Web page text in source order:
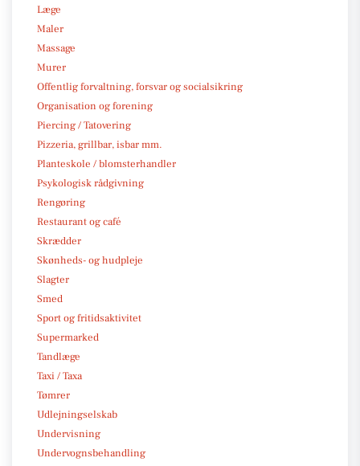
Læge
Maler
Massage
Murer
Offentlig forvaltning, forsvar og socialsikring
Organisation og forening
Piercing / Tatovering
Pizzeria, grillbar, isbar mm.
Planteskole / blomsterhandler
Psykologisk rådgivning
Rengøring
Restaurant og café
Skrædder
Skønheds- og hudpleje
Slagter
Smed
Sport og fritidsaktivitet
Supermarked
Tandlæge
Taxi / Taxa
Tømrer
Udlejningselskab
Undervisning
Undervognsbehandling